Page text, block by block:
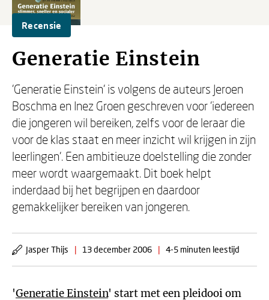
Recensie
Generatie Einstein
'Generatie Einstein' is volgens de auteurs Jeroen
Boschma en Inez Groen geschreven voor 'iedereen
die jongeren wil bereiken, zelfs voor de leraar die
voor de klas staat en meer inzicht wil krijgen in zijn
leerlingen'. Een ambitieuze doelstelling die zonder
meer wordt waargemaakt. Dit boek helpt
inderdaad bij het begrijpen en daardoor
gemakkelijker bereiken van jongeren.
Jasper Thijs | 13 december 2006 | 4-5 minuten leestijd
'Generatie Einstein' start met een pleidooi om